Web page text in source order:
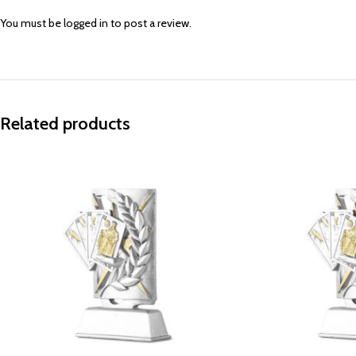
You must belogged in to post a review.
Related products